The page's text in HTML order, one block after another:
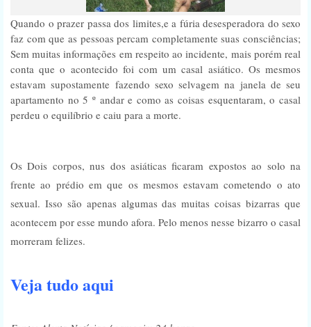
Quando o prazer passa dos limites,e a fúria desesperadora do sexo
faz com que as pessoas percam completamente suas consciências;
Sem muitas informações em respeito ao incidente, mais porém real
conta que o acontecido foi com um casal asiático. Os mesmos
estavam supostamente fazendo sexo selvagem na janela de seu
apartamento no 5 º andar e como as coisas esquentaram, o casal
perdeu o equilíbrio e caiu para a morte.
Os Dois corpos, nus dos asiáticas ficaram expostos ao solo na
frente ao prédio em que os mesmos estavam cometendo o ato
sexual. Isso são apenas algumas das muitas coisas bizarras que
acontecem por esse mundo afora. Pelo menos nesse bizarro o casal
morreram felizes.
Veja tudo aqui